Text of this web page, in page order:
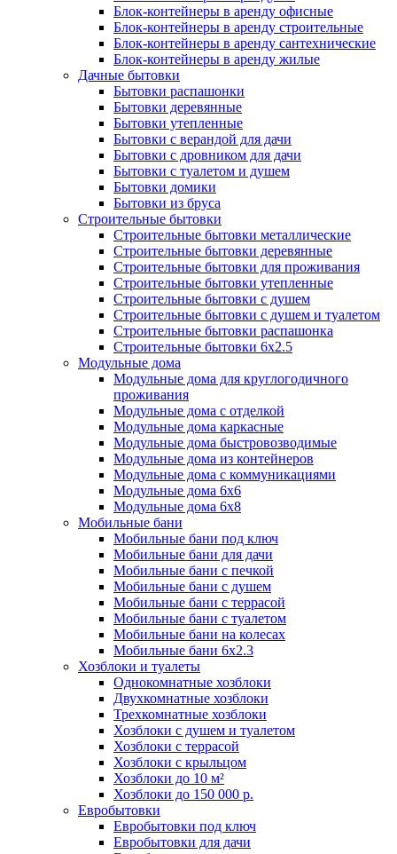
Блок-контейнеры в аренду офисные
Блок-контейнеры в аренду строительные
Блок-контейнеры в аренду сантехнические
Блок-контейнеры в аренду жилые
Дачные бытовки
Бытовки распашонки
Бытовки деревянные
Бытовки утепленные
Бытовки с верандой для дачи
Бытовки с дровником для дачи
Бытовки с туалетом и душем
Бытовки домики
Бытовки из бруса
Строительные бытовки
Строительные бытовки металлические
Строительные бытовки деревянные
Строительные бытовки для проживания
Строительные бытовки утепленные
Строительные бытовки с душем
Строительные бытовки с душем и туалетом
Строительные бытовки распашонка
Строительные бытовки 6x2.5
Модульные дома
Модульные дома для круглогодичного
проживания
Модульные дома с отделкой
Модульные дома каркасные
Модульные дома быстровозводимые
Модульные дома из контейнеров
Модульные дома с коммуникациями
Модульные дома 6x6
Модульные дома 6x8
Мобильные бани
Мобильные бани под ключ
Мобильные бани для дачи
Мобильные бани с печкой
Мобильные бани с душем
Мобильные бани с террасой
Мобильные бани с туалетом
Мобильные бани на колесах
Мобильные бани 6х2.3
Хозблоки и туалеты
Однокомнатные хозблоки
Двухкомнатные хозблоки
Трехкомнатные хозблоки
Хозблоки с душем и туалетом
Хозблоки с террасой
Хозблоки с крыльцом
Хозблоки до 10 м²
Хозблоки до 150 000 р.
Евробытовки
Евробытовки под ключ
Евробытовки для дачи
Строительные блок-контейнеры
Блок-контейнеры для дачи
Блок-контейнеры с отделкой
Блок-контейнеры с тамбуром
Блок-контейнеры утепленные
Блок-контейнеры под ключ
Блок-контейнер 2 м
Блок-контейнер 7м
Блок-контейнеры дачные
Блок-контейнеры с окнами
Блок-контейнеры без окон
Блок-контейнеры с печкой
Блок-контейнеры с навесом
Блок-контейнеры из вагонки
Блок-контейнеры из оргалита
Блок-контейнеры разборные
Модульные бытовки
Модульные бытовки металлические
Модульные бытовки деревянные
Модульные бытовки для дачи
Модульные бытовки для проживания
Модульные бытовки утепленные
Модульные бытовки с санузлом
Модульные бытовки под ключ
Модульные бытовки 2-х этажные
Сантехнические бытовки
Сантехнические блок-контейнеры
Блок-контейнеры с санузлом
Блок-контейнеры с душем
Бытовки с туалетом и душем
Бытовки жилые с душем и туалетом
Бытовки двухкомнатные с туалетом и душем
Пост охраны
КПП
Стандартные
Проходная
Посты охраны
Аренда блок-контейнеров
Блок-контейнеры в аренду 2м
Блок-контейнеры в аренду 3м
Блок-контейнеры в аренду 4м
Блок-контейнеры в аренду 6м
Дачные бытовки
Бытовки распашонки
Бытовки деревянные
Бытовки утепленные
Строительные бытовки
Строительные бытовки металлические
Модульные дома